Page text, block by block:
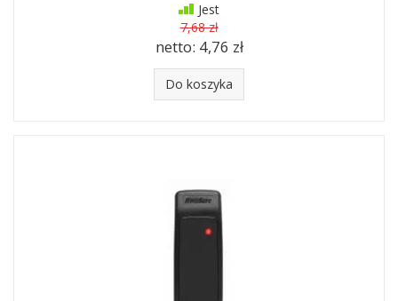
Jest
7,68 zł
netto: 4,76 zł
Do koszyka